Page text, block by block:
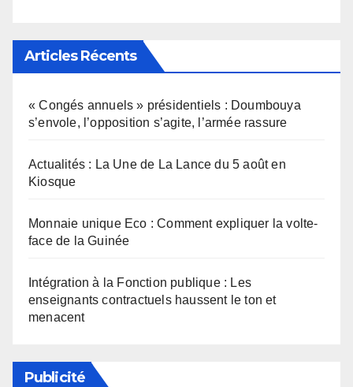
Articles Récents
« Congés annuels » présidentiels : Doumbouya
s’envole, l’opposition s’agite, l’armée rassure
Actualités : La Une de La Lance du 5 août en
Kiosque
Monnaie unique Eco : Comment expliquer la volte-
face de la Guinée
Intégration à la Fonction publique : Les
enseignants contractuels haussent le ton et
menacent
Publicité